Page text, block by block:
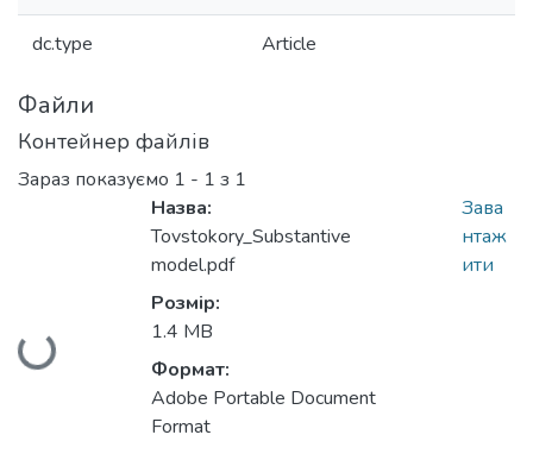
dc.type Article
Файли
Контейнер файлів
Зараз показуємо 1 - 1 з 1
Вантажиться...
Назва:
Tovstokory_Substantive
model.pdf
Розмір:
1.4 MB
Формат:
Adobe Portable Document
Format
Зава
нтаж
ити